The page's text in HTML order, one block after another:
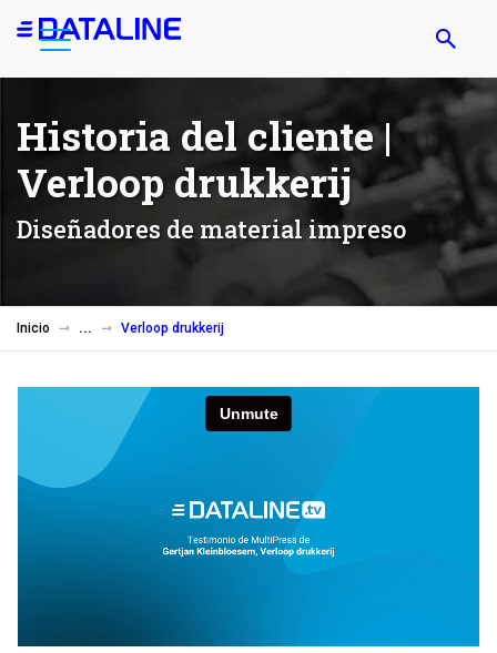
Pasar
Historia del cliente |
Verloop drukkerij
Diseñadores de material impreso
Inicio Verloop drukkerij